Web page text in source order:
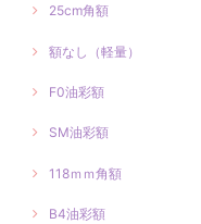
25cm角額
額なし（軽量）
F0油彩額
SM油彩額
118ｍｍ角額
B4油彩額